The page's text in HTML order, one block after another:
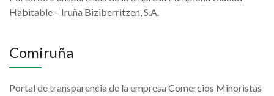
Habitable – Iruña Biziberritzen, S.A.
Comiruña
Portal de transparencia de la empresa Comercios Minoristas